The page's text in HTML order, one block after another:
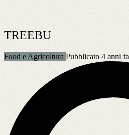
TREEBU
Food e Agricoltura Pubblicato 4 anni fa